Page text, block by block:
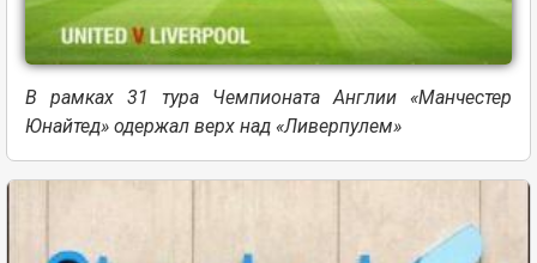
В рамках 31 тура Чемпионата Англии «Манчестер
Юнайтед» одержал верх над «Ливерпулем»